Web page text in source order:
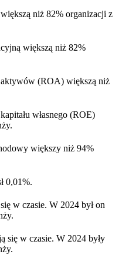
niż 82% organizacji z
większą niż 82%
aktywów (ROA) większą niż
własnego (ROE)
większy niż 94%
0,01%.
w czasie. W 2024 był on
się w czasie. W 2024 były